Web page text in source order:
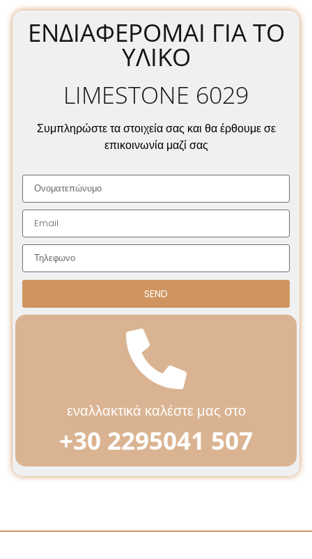
ΕΝΔΙΑΦΈΡΟΜΑΙ ΓΙΑ ΤΟ
ΥΛΙΚΌ
LIMESTONE 6029
Συμπληρώστε τα στοιχεία σας και θα έρθουμε σε
επικοινωνία μαζί σας
SEND
εναλλακτικά καλέστε μας στο
+30 2295041 507